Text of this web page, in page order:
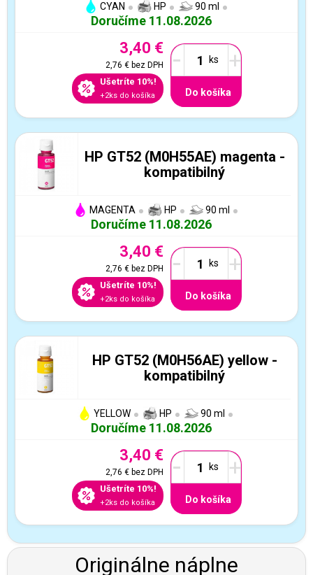
CYAN HP 90 ml
Doručíme 11.08.2026
3,40 €
2,76 €bez DPH
Ušetríte 10%!
+2ks do košíka
- +
Do košíka
HP GT52 (M0H55AE) magenta -
kompatibilný
MAGENTA HP 90 ml
Doručíme 11.08.2026
3,40 €
2,76 €bez DPH
Ušetríte 10%!
+2ks do košíka
- +
Do košíka
HP GT52 (M0H56AE) yellow -
kompatibilný
YELLOW HP 90 ml
Doručíme 11.08.2026
3,40 €
2,76 €bez DPH
Ušetríte 10%!
+2ks do košíka
- +
Do košíka
Originálne náplne